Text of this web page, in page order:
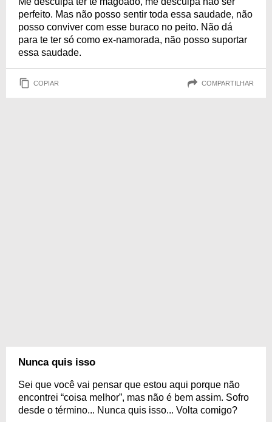
perfeito. Mas não posso sentir toda essa saudade, não
posso conviver com esse buraco no peito. Não dá
para te ter só como ex-namorada, não posso suportar
essa saudade.
COPIAR COMPARTILHAR
Nunca quis isso
Sei que você vai pensar que estou aqui porque não
encontrei “coisa melhor”, mas não é bem assim. Sofro
desde o término... Nunca quis isso... Volta comigo?